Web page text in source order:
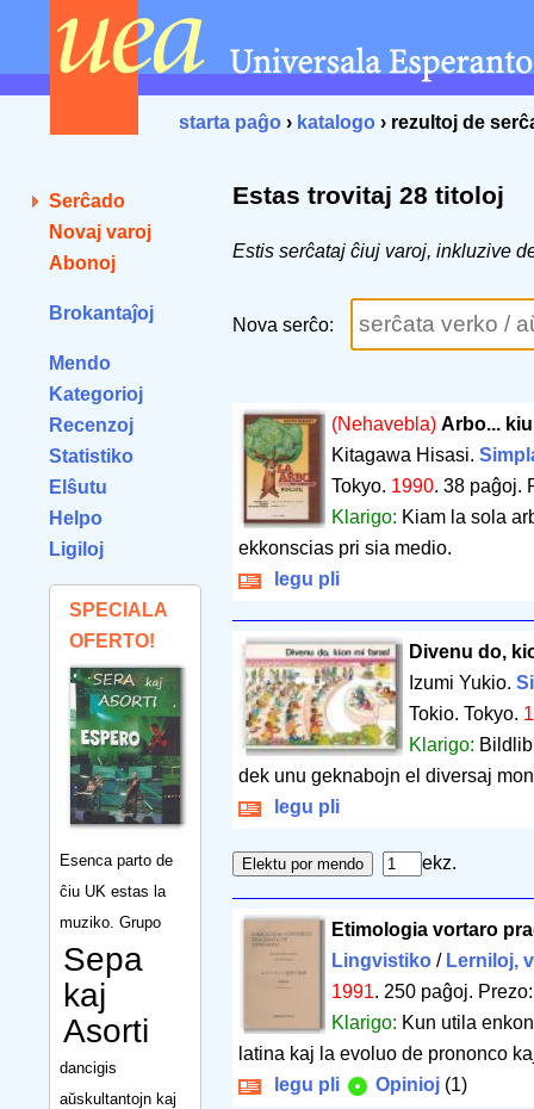
starta paĝo › katalogo › rezultoj de
Serĉado
Novaj varoj
Abonoj
Brokantaĵoj
Mendo
Kategorioj
Recenzoj
Statistiko
Elŝutu
Helpo
Ligiloj
SPECIALA
OFERTO!
Esenca parto de
ĉiu UK estas la
muziko. Grupo
Sepa
kaj
Asorti
dancigis
aŭskultantojn kaj
Estas trovitaj 28 titoloj
Estis serĉataj ĉiuj varoj, inkluzive
Nova serĉo:
(Nehavebla) Arbo...
Kitagawa Hisasi.
Tokyo. 1990. 38 paĝoj.
Klarigo: Kiam la sola
ekkonscias pri sia medio.
legu pli
Divenu do,
Izumi Yukio.
Tokio. Tokyo.
Klarigo:
dek unu geknabojn el diversaj
legu pli
ekz.
Etimologia vortaro
Lingvistiko/ Lerniloj,
1991. 250 paĝoj.
Klarigo: Kun utila
latina kaj la evoluo de prononco
legu pli
Opinioj (1)